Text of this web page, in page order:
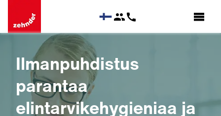
Ilmanpuhdistus
parantaa
elintarvikehygieniaa ja